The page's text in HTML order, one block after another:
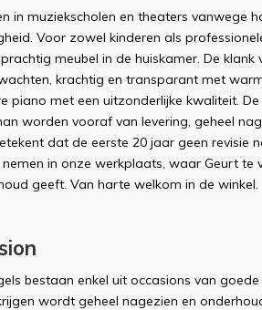
in muziekscholen en theaters vanwege
Voor zowel kinderen als
meubel in de huiskamer. De klank
krachtig en transparant met
piano met een uitzonderlijke kwaliteit.
worden vooraf van levering, geheel
dat de eerste 20 jaar geen revisie
in onze werkplaats, waar Geurt te
geeft. Van harte welkom in de winkel.
bestaan enkel uit occasions van goede
wordt geheel nagezien en